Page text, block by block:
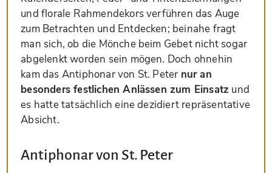
und florale Rahmendekors verführen das Auge
zum Betrachten und Entdecken; beinahe fragt
man sich, ob die Mönche beim Gebet nicht sogar
abgelenkt worden sein mögen. Doch ohnehin
kam das Antiphonar von St. Peter nur an
besonders festlichen Anlässen zum Einsatz und
es hatte tatsächlich eine dezidiert repräsentative
Absicht.
Antiphonar von St. Peter